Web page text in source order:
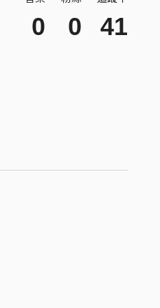
0 0 41